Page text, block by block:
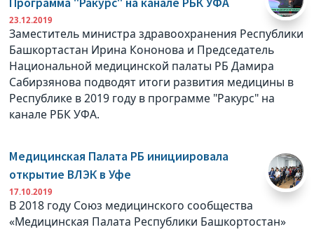
23.12.2019
Заместитель министра здравоохранения Республики
Башкортастан Ирина Кононова и Председатель
Национальной медицинской палаты РБ Дамира
Сабирзянова подводят итоги развития медицины в
Республике в 2019 году в программе "Ракурс" на
канале РБК УФА.
Медицинская Палата РБ инициировала
открытие ВЛЭК в Уфе
17.10.2019
В 2018 году Союз медицинского сообщества
«Медицинская Палата Республики Башкортостан»